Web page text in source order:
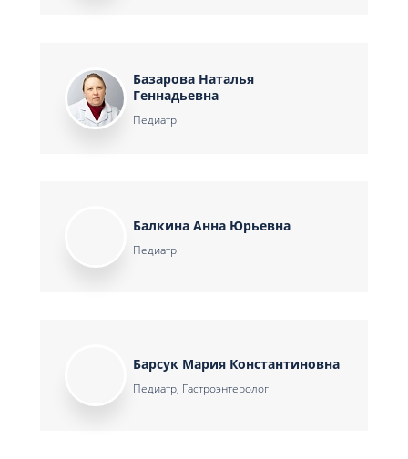
Базарова Наталья
Геннадьевна
Педиатр
Балкина Анна Юрьевна
Педиатр
Барсук Мария Константиновна
Педиатр, Гастроэнтеролог